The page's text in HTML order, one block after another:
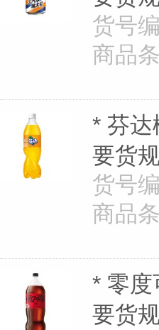
货号
商品
* 芬达
要货
货号
商品
* 零度
要货